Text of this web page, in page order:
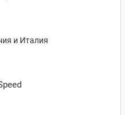
и Италия